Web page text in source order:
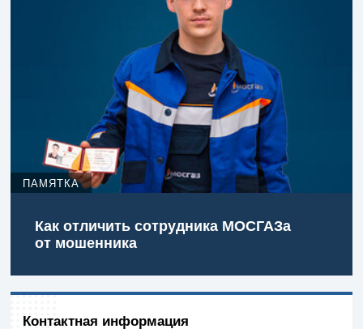
ПАМЯТКА
Как отличить сотрудника МОСГАЗа
от мошенника
Контактная информация